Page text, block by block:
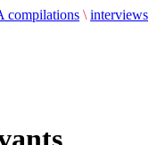
compilations \ interviews